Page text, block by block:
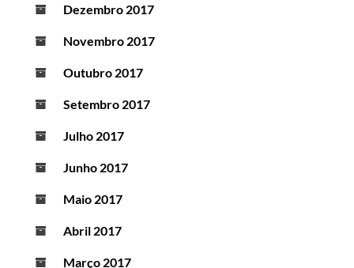
Dezembro 2017
Novembro 2017
Outubro 2017
Setembro 2017
Julho 2017
Junho 2017
Maio 2017
Abril 2017
Março 2017